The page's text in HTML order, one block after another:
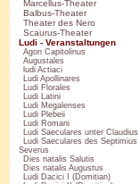
Marcellus-Theater
Balbus-Theater
Theater des Nero
Scaurus-Theater
Ludi - Veranstaltungen
Agon Capitolinus
Augustales
ludi Actiaci
Ludi Apollinares
Ludi Florales
Ludi Latini
Ludi Megalenses
Ludi Plebeii
Ludi Romani
Ludi Saeculares unter Claudius
Ludi Saeculares des Septimius
Severus
Dies natalis Salutis
Dies natalis Augustus
Ludi Dacici I (Domitian)